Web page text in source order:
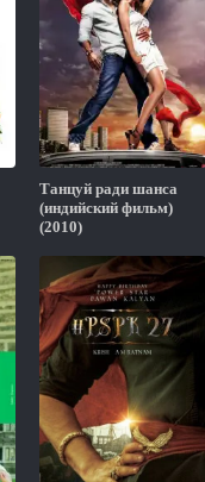
Танцуй ради шанса
(индийский фильм)
(2010)